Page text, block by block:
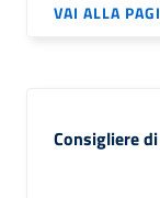
VAI ALLA
Consigliere